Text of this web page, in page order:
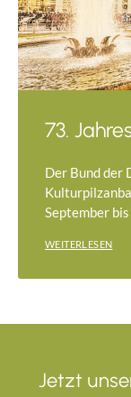
73.
Der Bund der
September bis
WEITERLESEN
Jetzt